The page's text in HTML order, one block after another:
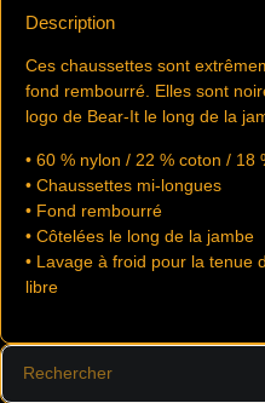
Description
Ces chaussettes sont
fond rembourré. Elles sont
logo de Bear-It le long de la
• 60 % nylon / 22 % coton / 18
• Chaussettes mi-longues
• Fond rembourré
• Côtelées le long de la jambe
• Lavage à froid pour la tenue
libre